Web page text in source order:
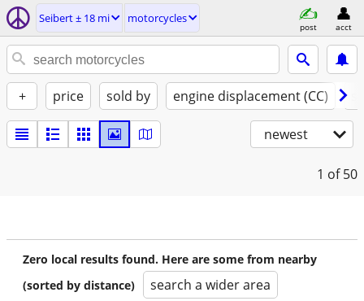
Seibert ± 18 mi motorcycles
post acct
+ price sold by engine displacement (CC)
newest
1 of 50
Zero local results found. Here are some from nearby
(sorted by distance)
search a wider area